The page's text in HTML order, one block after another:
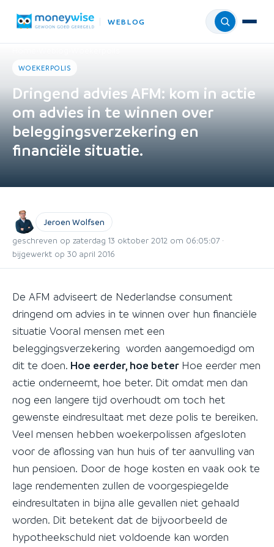
WEBLOG Menu
WOEKERPOLIS
Dringend advies AFM: kom in actie
om advies in te winnen over
beleggingsverzekering en
financiële situatie.
Jeroen Wolfsen
geschreven op zaterdag 13 oktober 2012 om 06:05:07 ·
bijgewerkt op 30 april 2016
De AFM adviseert de Nederlandse consument
dringend om advies in te winnen over hun financiële
situatie Vooral mensen met een
beleggingsverzekering worden aangemoedigd om
dit te doen. Hoe eerder, hoe beter Hoe eerder men
actie onderneemt, hoe beter. Dit omdat men dan
nog een langere tijd overhoudt om toch het
gewenste eindresultaat met deze polis te bereiken.
Veel mensen hebben woekerpolissen afgesloten
voor de aflossing van hun huis of ter aanvulling van
hun pensioen. Door de hoge kosten en vaak ook te
lage rendementen zullen de voorgespiegelde
eindresultaten in bijna alle gevallen niet gehaald
worden. Dit betekent dat de bijvoorbeeld de
hypotheekschuld niet voldoende kan worden